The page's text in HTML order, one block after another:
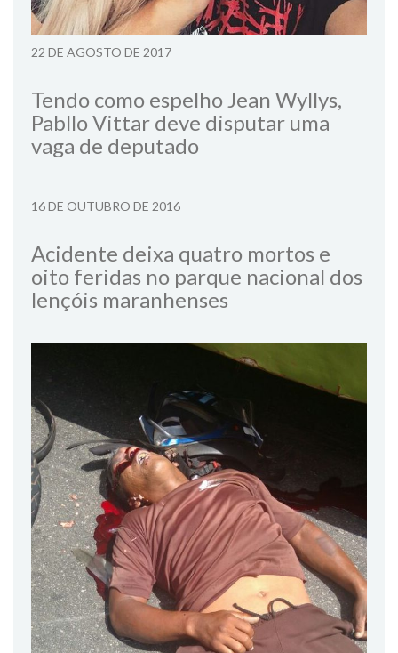
22 DE AGOSTO DE 2017
Tendo como espelho Jean Wyllys,
Pabllo Vittar deve disputar uma
vaga de deputado
16 DE OUTUBRO DE 2016
Acidente deixa quatro mortos e
oito feridas no parque nacional dos
lençóis maranhenses